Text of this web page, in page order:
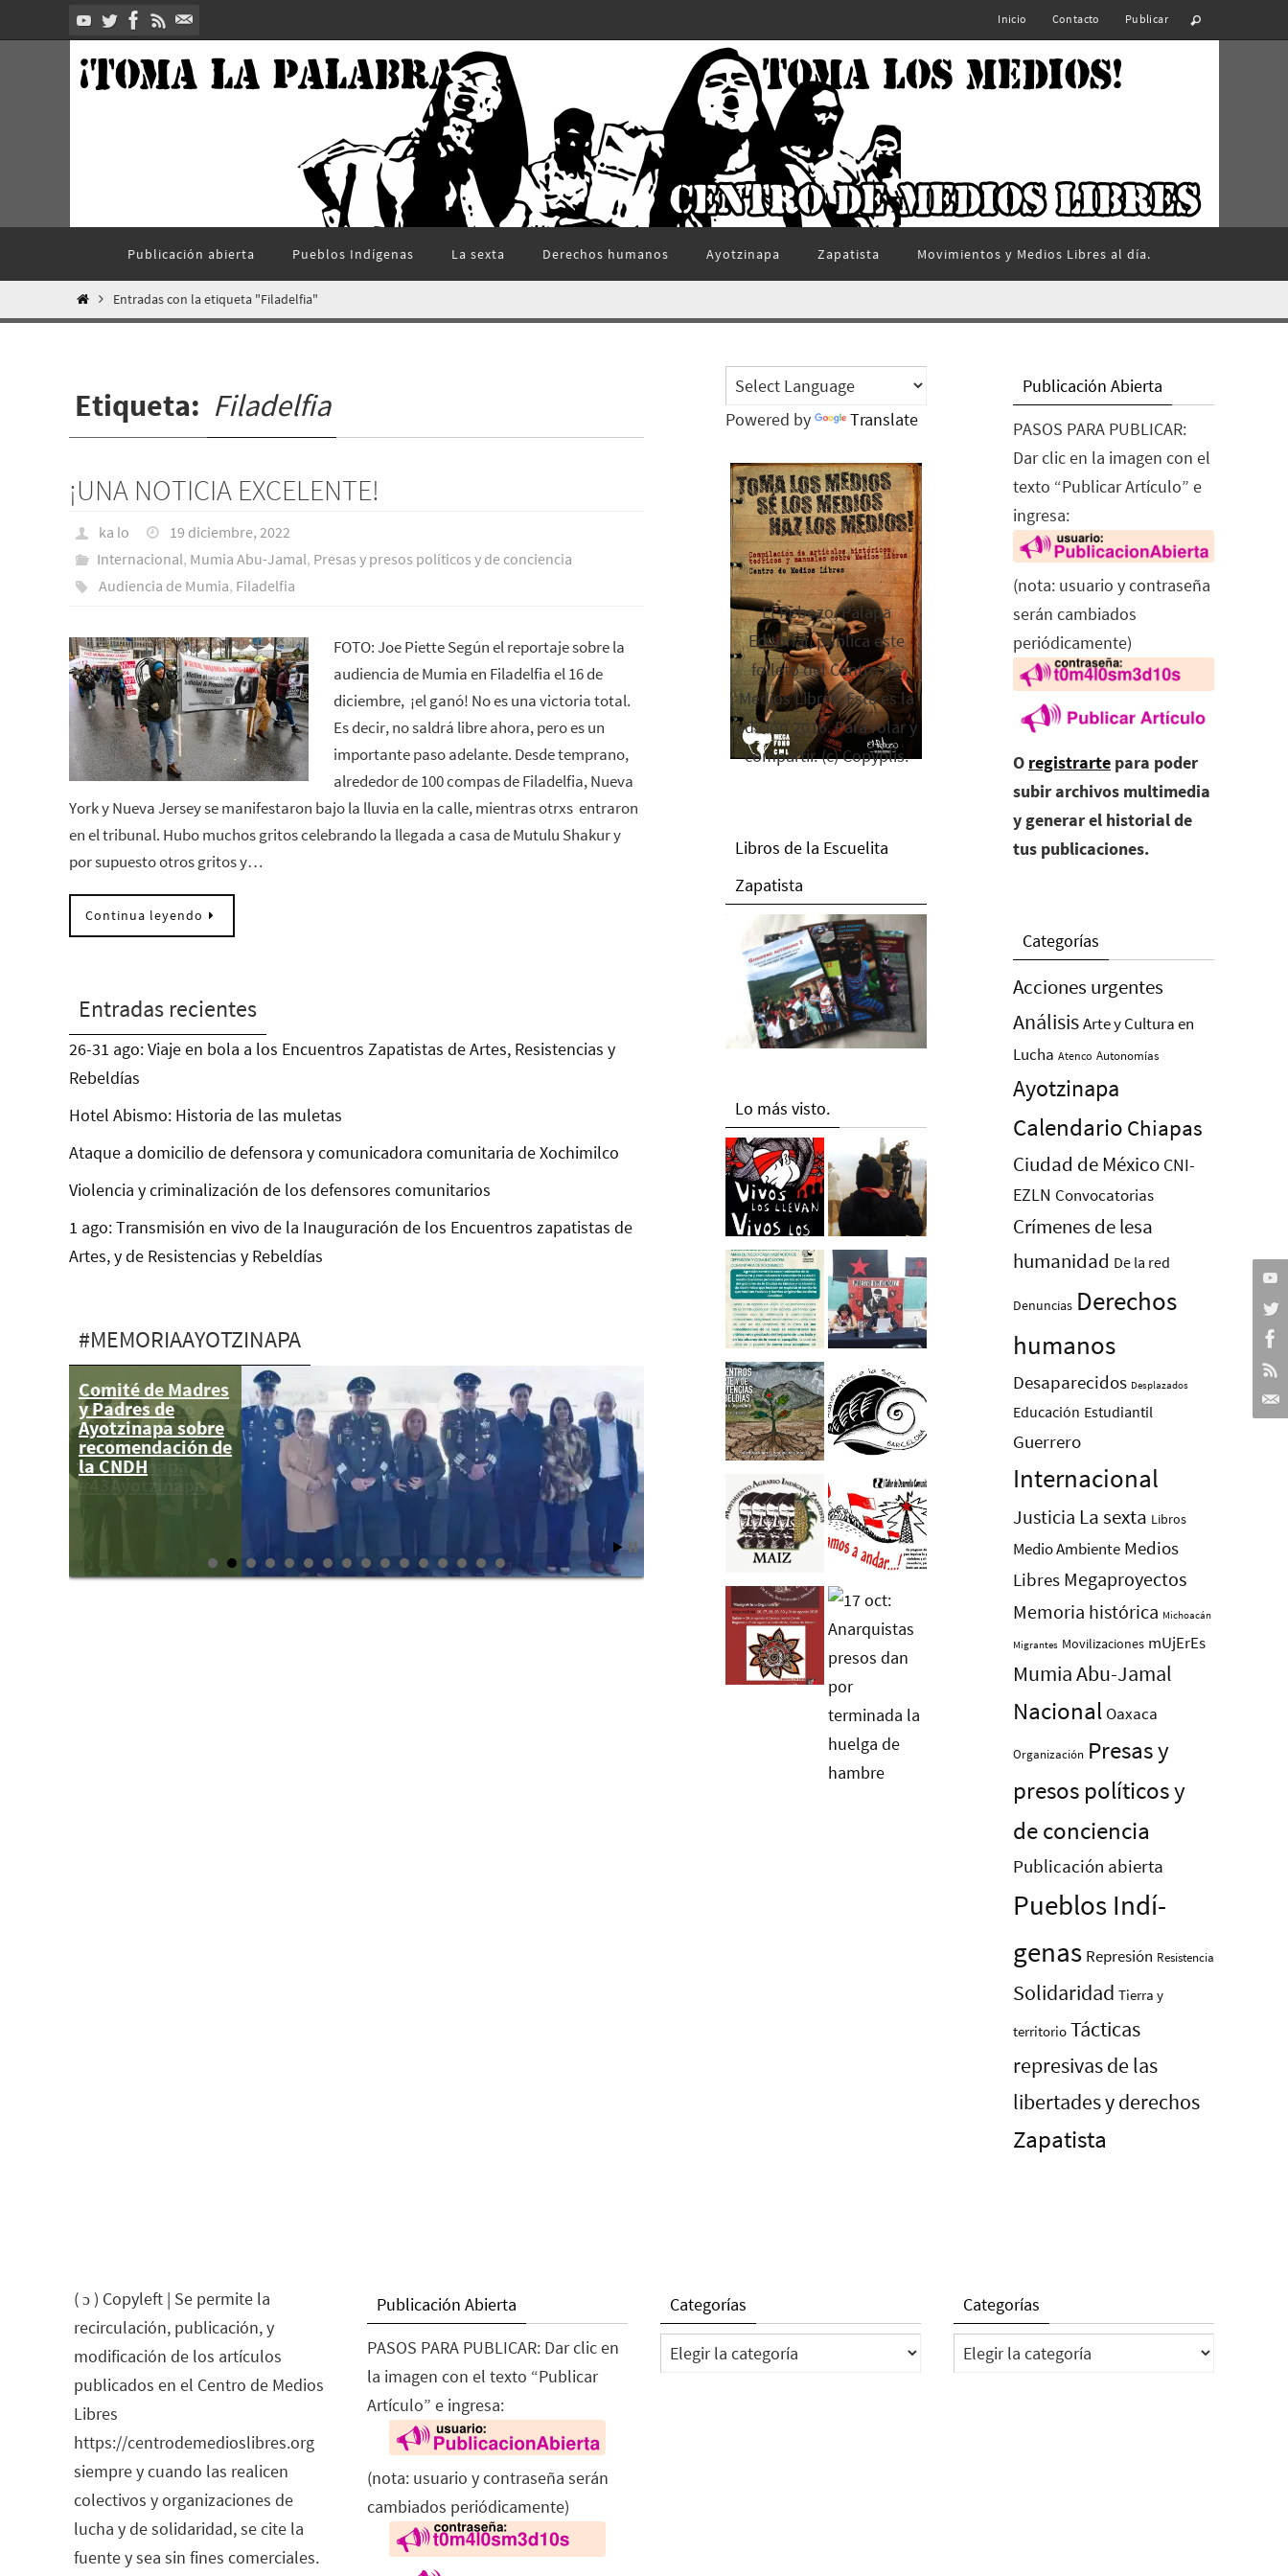
al
Inicio Contacto Publicar
contenido
Publicación abierta Pueblos Indí­genas La sexta Derechos humanos Ayotzinapa Zapatista Movimientos y Medios Libres al día.
InicioEntradas con la etiqueta "Filadelfia"
Etiqueta: Filadelfia
¡UNA NOTICIA EXCELENTE!
ka lo
19 diciembre, 2022
Internacional, Mumia Abu-Jamal, Presas y presos polí­ticos y de conciencia
Audiencia de Mumia, Filadelfia
FOTO: Joe Piette Según el reportaje sobre la
audiencia de Mumia en Filadelfia el 16 de
diciembre, ¡el ganó! No es una victoria total.
Es decir, no saldrá libre ahora, pero es un
importante paso adelante. Desde temprano,
alrededor de 100 compas de Filadelfia, Nueva
York y Nueva Jersey se manifestaron bajo la lluvia en la calle, mientras otrxs entraron
en el tribunal. Hubo muchos gritos celebrando la llegada a casa de Mutulu Shakur y
por supuesto otros gritos y…
Continua leyendo
Entradas recientes
26-31 ago: Viaje en bola a los Encuentros Zapatistas de Artes, Resistencias y
Rebeldías
Hotel Abismo: Historia de las muletas
Ataque a domicilio de defensora y comunicadora comunitaria de Xochimilco
Violencia y criminalización de los defensores comunitarios
1 ago: Transmisión en vivo de la Inauguración de los Encuentros zapatistas de
Artes, y de Resistencias y Rebeldías
#MEMORIAAYOTZINAPA
Comité de Madres
y Padres de
Ayotzinapa sobre
recomendación de
la CNDH
A 42 días
#YoTeNombro
Abelardo Vázquez
Penitén
#Ayotz1napa
#43Ayotzinapa
Powered by Translate
El Rebozo, Palapa
Editorial, publica este
folleto del Centro de
Medios Libres. Esta es la
edición 2016. Para rolar y
compartir. (c) Copyplis.
Libros de la Escuelita
Zapatista
Lo más visto.
Publicación Abierta
PASOS PARA PUBLICAR:
Dar clic en la imagen con el
texto “Publicar Artículo” e
ingresa:
(nota: usuario y contraseña
serán cambiados
periódicamente)
O registrarte para poder
subir archivos multimedia
y generar el historial de
tus publicaciones.
Categorías
Acciones urgentes
AnálisisArte y Cultura en
Lucha Atenco Autonomías
Ayotzinapa
Calendario Chiapas
Ciudad de México CNI-
EZLN Convocatorias
Crímenes de lesa
humanidad De la red
Denuncias Derechos
humanos
Desaparecidos Desplazados
Educación Estudiantil
Guerrero
Internacional
Justicia La sexta Libros
Medio Ambiente Medios
Libres Megaproyectos
Memoria histórica Michoacán
Migrantes Movilizaciones mUjErEs
Mumia Abu-Jamal
Nacional Oaxaca
Organización Presas y
presos polí­ticos y
de conciencia
Publicación abierta
Pueblos Indí­
genas Represión Resistencia
Solidaridad Tierra y
territorio Tácticas
represivas de las
libertades y derechos
Zapatista
( ɔ ) Copyleft | Se permite la
recirculación, publicación, y
modificación de los artículos
publicados en el Centro de Medios
Libres
https://centrodemedioslibres.org
siempre y cuando las realicen
colectivos y organizaciones de
lucha y de solidaridad, se cite la
fuente y sea sin fines comerciales.
Publicación Abierta
PASOS PARA PUBLICAR: Dar clic en
la imagen con el texto “Publicar
Artículo” e ingresa:
(nota: usuario y contraseña serán
cambiados periódicamente)
Categorías
Categorías
Categorías
Categorías